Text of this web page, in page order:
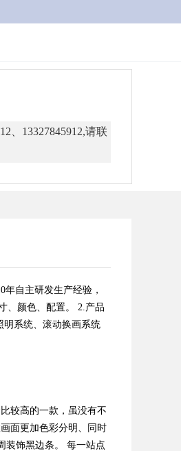
、13327845912,请联
自主研发生产经验，
、颜色、配置。 2.产品
明系统、滚动换画系统
较高的一款，虽没有不
面更加色彩分明、同时
装饰黑边条。 每一站点